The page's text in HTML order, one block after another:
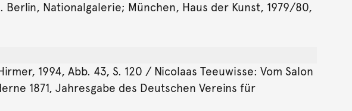
Nationalgalerie; München, Haus der Kunst, 1979/80,
1994, Abb. 43, S. 120 / Nicolaas Teeuwisse: Vom Salon
1871, Jahresgabe des Deutschen Vereins für